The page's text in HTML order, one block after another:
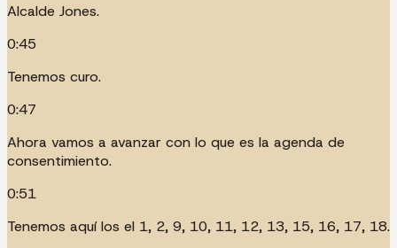
Alcalde Jones.
0:45
Tenemos curo.
0:47
Ahora vamos a avanzar con lo que es la agenda de
consentimiento.
0:51
Tenemos aquí los el 1, 2, 9, 10, 11, 12, 13, 15, 16, 17, 18.